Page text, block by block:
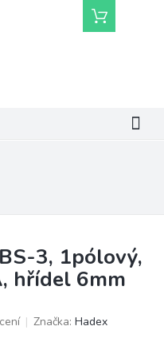
Nákupní
košík
3, 1pólový,
hřídel 6mm
Značka: Hadex